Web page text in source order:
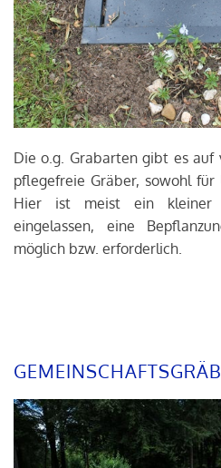
Die o.g. Grabarten gibt es auf
pflegefreie Gräber, sowohl
Hier ist meist ein kleiner
eingelassen, eine
möglich bzw. erforderlich.